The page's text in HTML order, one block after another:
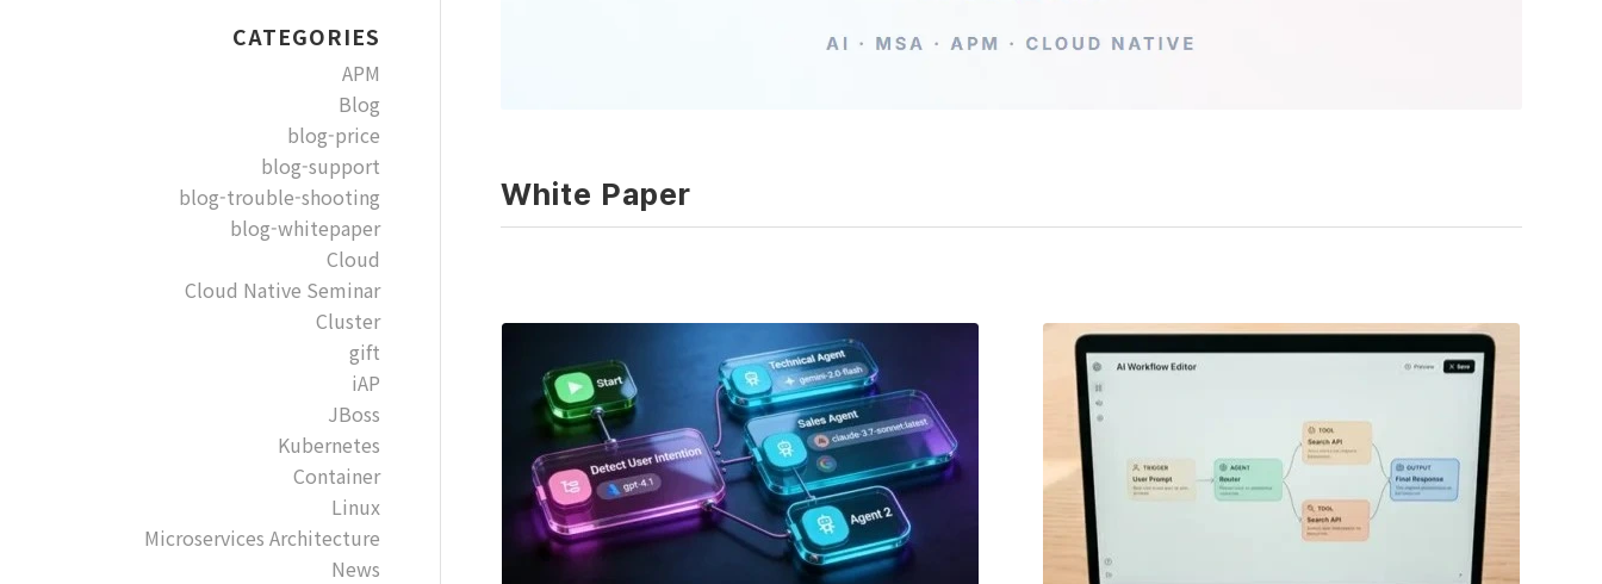
White Paper
CATEGORIES
APM
Blog
blog-price
blog-support
blog-trouble-shooting
blog-whitepaper
Cloud
Cloud Native Seminar
Cluster
gift
iAP
JBoss
Kubernetes
Container
Linux
Microservices Architecture
News